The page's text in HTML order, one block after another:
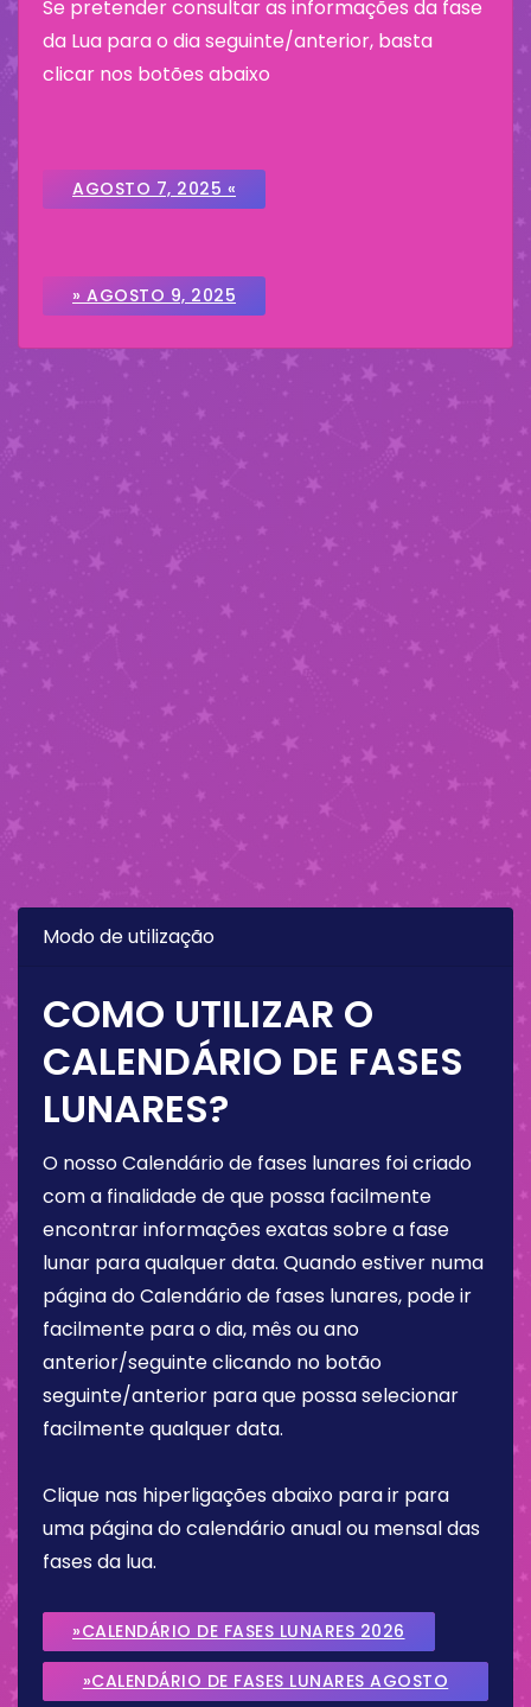
Se pretender consultar as informações da fase
da Lua para o dia seguinte/anterior, basta
clicar nos botões abaixo
AGOSTO 7, 2025 «
» AGOSTO 9, 2025
Modo de utilização
COMO UTILIZAR O
CALENDÁRIO DE FASES
LUNARES?
O nosso Calendário de fases lunares foi criado
com a finalidade de que possa facilmente
encontrar informações exatas sobre a fase
lunar para qualquer data. Quando estiver numa
página do Calendário de fases lunares, pode ir
facilmente para o dia, mês ou ano
anterior/seguinte clicando no botão
seguinte/anterior para que possa selecionar
facilmente qualquer data.
Clique nas hiperligações abaixo para ir para
uma página do calendário anual ou mensal das
fases da lua.
»CALENDÁRIO DE FASES LUNARES 2026
»CALENDÁRIO DE FASES LUNARES AGOSTO